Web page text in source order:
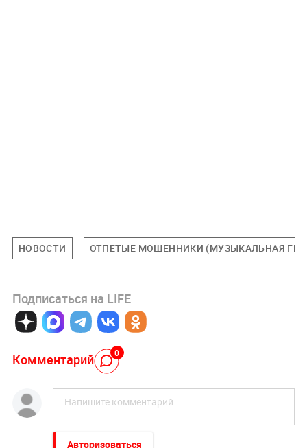
НОВОСТИ ОТПЕТЫЕ МОШЕННИКИ (МУЗЫКАЛЬНАЯ
Подписаться на LIFE
Комментарий 0
Авторизоваться